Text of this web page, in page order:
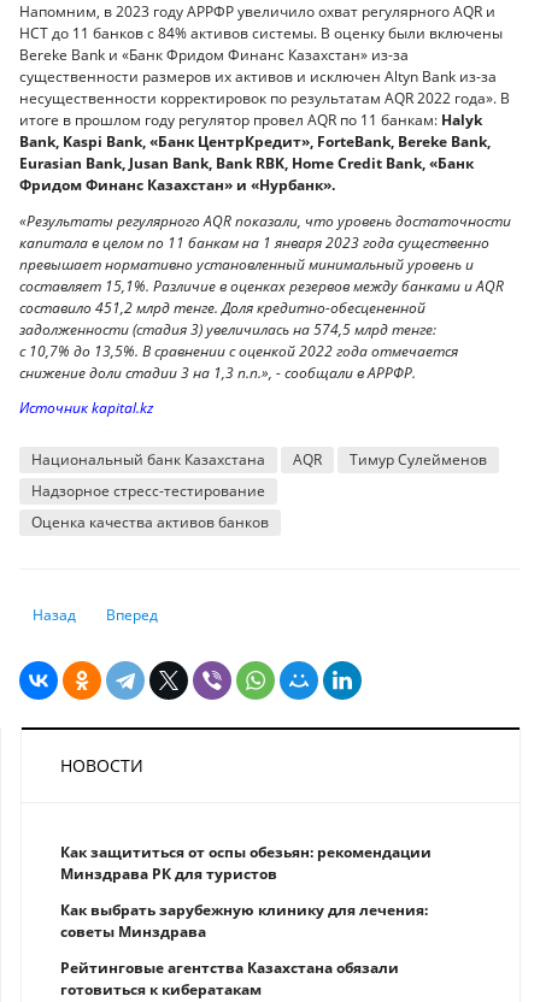
Напомним, в 2023 году АРРФР увеличило охват регулярного AQR и
НСТ до 11 банков с 84% активов системы. В оценку были включены
Bereke Bank и «Банк Фридом Финанс Казахстан» из-за
существенности размеров их активов и исключен Altyn Bank из-за
несущественности корректировок по результатам AQR 2022 года». В
итоге в прошлом году регулятор провел AQR по 11 банкам: Halyk
Bank, Kaspi Bank,«Банк ЦентрКредит», ForteBank, Bereke Bank,
Eurasian Bank, Jusan Bank, Bank RBK, Home Credit Bank, «Банк
Фридом Финанс Казахстан» и «Нурбанк».
«Результаты регулярного AQR показали, что уровень достаточности
капитала в целом по 11 банкам на 1 января 2023 года существенно
превышает нормативно установленный минимальный уровень и
составляет 15,1%. Различие в оценках резервов между банками и AQR
составило 451,2 млрд тенге. Доля кредитно-обесцененной
задолженности (стадия 3) увеличилась на 574,5 млрд тенге:
с 10,7% до 13,5%. В сравнении с оценкой 2022 года отмечается
снижение доли стадии 3 на 1,3 п.п.», - сообщали в АРРФР.
Источник kapital.kz
Национальный банк Казахстана AQR
Тимур Сулейменов
Надзорное стресс-тестирование
Оценка качества активов банков
Предыдущий: Еврокомиссия согласилась использовать доходы от
Назад Следующий: Жара повторится? Всемирная
Вперед
НОВОСТИ
Как защититься от оспы обезьян: рекомендации
Минздрава РК для туристов
Как выбрать зарубежную клинику для лечения:
советы Минздрава
Рейтинговые агентства Казахстана обязали
готовиться к кибератакам